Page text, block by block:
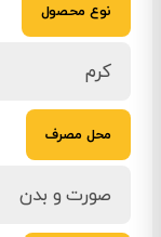
نوع محصول
کرم
محل مصرف
صورت و بدن